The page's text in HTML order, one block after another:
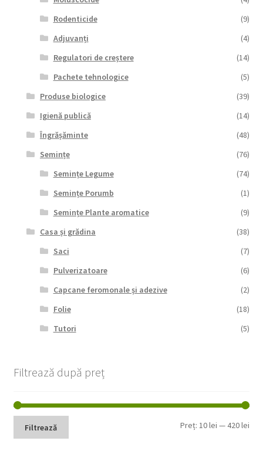
Rodenticide
(9)
Adjuvanți
(4)
Regulatori de creștere
(14)
Pachete tehnologice
(5)
Produse biologice
(39)
Igienă publică
(14)
Îngrășăminte
(48)
Semințe
(76)
Semințe Legume
(74)
Semințe Porumb
(1)
Semințe Plante aromatice
(9)
Casa și grădina
(38)
Saci
(7)
Pulverizatoare
(6)
Capcane feromonale și adezive
(2)
Folie
(18)
Tutori
(5)
Filtrează după preț
Filtrează Preț:10 lei —420 lei